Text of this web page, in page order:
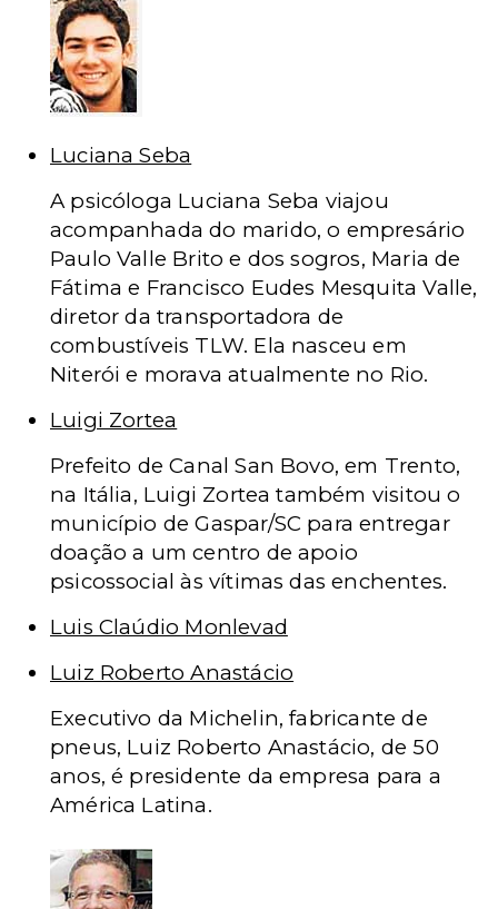
Luciana Seba
A psicóloga Luciana Seba viajou
acompanhada do marido, o empresário
Paulo Valle Brito e dos sogros, Maria de
Fátima e Francisco Eudes Mesquita Valle,
diretor da transportadora de
combustíveis TLW. Ela nasceu em
Niterói e morava atualmente no Rio.
Luigi Zortea
Prefeito de Canal San Bovo, em Trento,
na Itália, Luigi Zortea também visitou o
município de Gaspar/SC para entregar
doação a um centro de apoio
psicossocial às vítimas das enchentes.
Luis Claúdio Monlevad
Luiz Roberto Anastácio
Executivo da Michelin, fabricante de
pneus, Luiz Roberto Anastácio, de 50
anos, é presidente da empresa para a
América Latina.